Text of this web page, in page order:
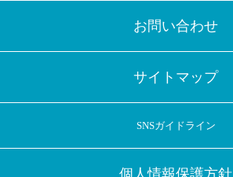
お問い合わせ
サイトマップ
SNSガイドライン